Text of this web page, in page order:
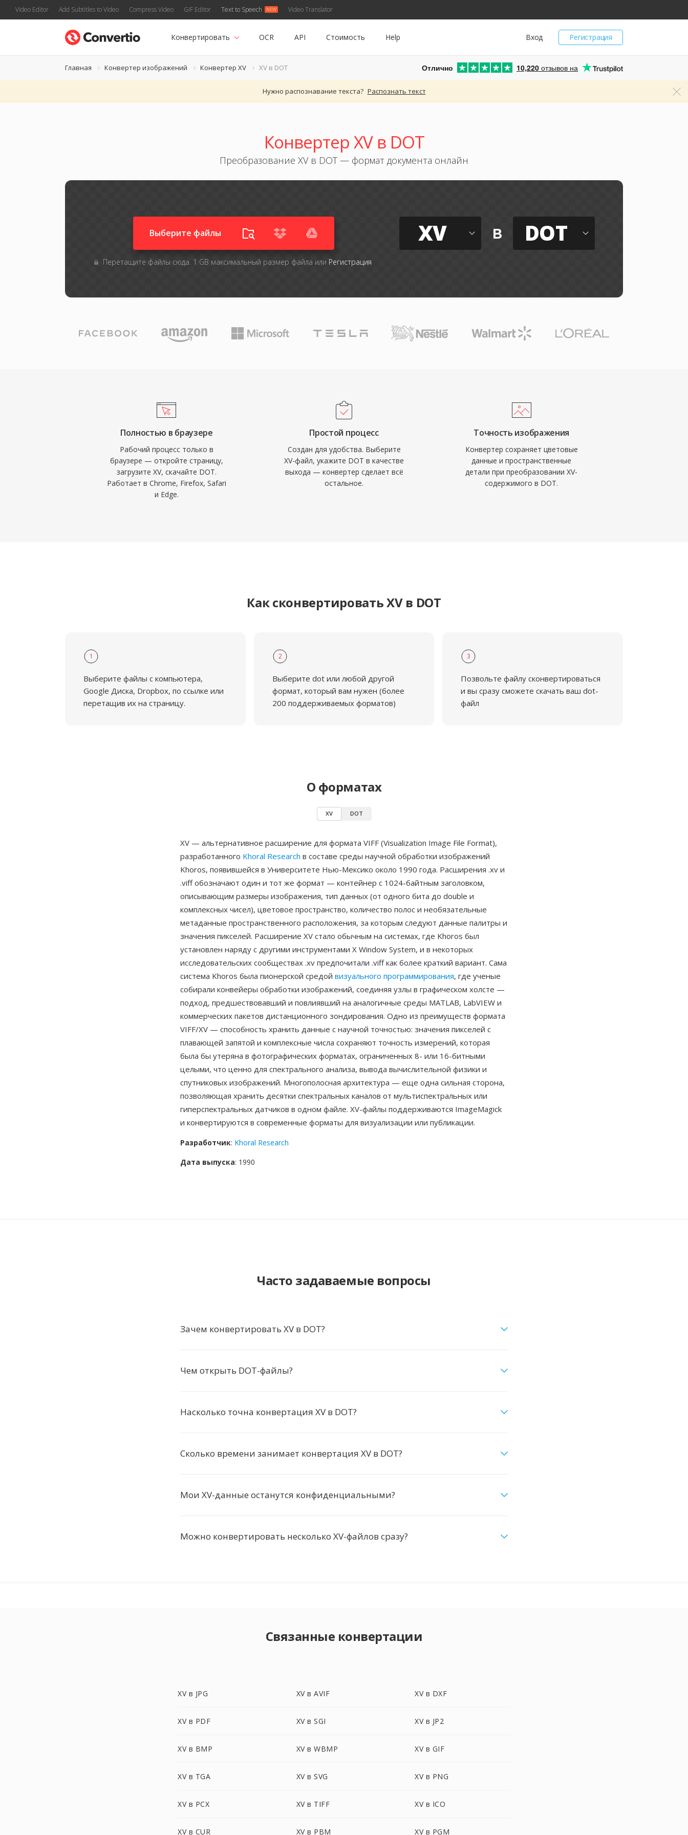
Video Editor Add Subtitles to Video Compress Video GIF Editor Text to Speech Video Translator
Регистрация
Вход
Конвертировать OCR API Стоимость Help
Главная Конвертер изображений Конвертер XV XV в DOT Отлично 10,220 отзывов на
Нужно распознавание текста? Распознать текст
Конвертер XV в DOT
Преобразование XV в DOT — формат документа онлайн
Выберите файлы
Перетащите файлы сюда. 1 GB максимальный размер файла или Регистрация
XV в DOT
Полностью в браузере
Рабочий процесс только в
браузере — откройте страницу,
загрузите XV, скачайте DOT.
Работает в Chrome, Firefox, Safari
и Edge.
Простой процесс
Создан для удобства. Выберите
XV-файл, укажите DOT в качестве
выхода — конвертер сделает всё
остальное.
Точность изображения
Конвертер сохраняет цветовые
данные и пространственные
детали при преобразовании XV-
содержимого в DOT.
Как сконвертировать XV в DOT
1
Выберите файлы с компьютера,
Google Диска, Dropbox, по ссылке или
перетащив их на страницу.
2
Выберите dot или любой другой
формат, который вам нужен (более
200 поддерживаемых форматов)
3
Позвольте файлу сконвертироваться
и вы сразу сможете скачать ваш dot-
файл
О форматах
XV DOT
XV — альтернативное расширение для формата VIFF (Visualization Image File Format),
разработанного Khoral Research в составе среды научной обработки изображений
Khoros, появившейся в Университете Нью-Мексико около 1990 года. Расширения .xv и
.viff обозначают один и тот же формат — контейнер с 1024-байтным заголовком,
описывающим размеры изображения, тип данных (от одного бита до double и
комплексных чисел), цветовое пространство, количество полос и необязательные
метаданные пространственного расположения, за которым следуют данные палитры и
значения пикселей. Расширение XV стало обычным на системах, где Khoros был
установлен наряду с другими инструментами X Window System, и в некоторых
исследовательских сообществах .xv предпочитали .viff как более краткий вариант. Сама
система Khoros была пионерской средой визуального программирования, где ученые
собирали конвейеры обработки изображений, соединяя узлы в графическом холсте —
подход, предшествовавший и повлиявший на аналогичные среды MATLAB, LabVIEW и
коммерческих пакетов дистанционного зондирования. Одно из преимуществ формата
VIFF/XV — способность хранить данные с научной точностью: значения пикселей с
плавающей запятой и комплексные числа сохраняют точность измерений, которая
была бы утеряна в фотографических форматах, ограниченных 8- или 16-битными
целыми, что ценно для спектрального анализа, вывода вычислительной физики и
спутниковых изображений. Многополосная архитектура — еще одна сильная сторона,
позволяющая хранить десятки спектральных каналов от мультиспектральных или
гиперспектральных датчиков в одном файле. XV-файлы поддерживаются ImageMagick
и конвертируются в современные форматы для визуализации или публикации.
Разработчик: Khoral Research
Дата выпуска: 1990
Часто задаваемые вопросы
Зачем конвертировать XV в DOT?
Чем открыть DOT-файлы?
Насколько точна конвертация XV в DOT?
Сколько времени занимает конвертация XV в DOT?
Мои XV-данные останутся конфиденциальными?
Можно конвертировать несколько XV-файлов сразу?
Связанные конвертации
XV в JPG XV в AVIF XV в DXF
XV в PDF XV в SGI XV в JP2
XV в BMP XV в WBMP XV в GIF
XV в TGA XV в SVG XV в PNG
XV в PCX XV в TIFF XV в ICO
XV в CUR XV в PBM XV в PGM